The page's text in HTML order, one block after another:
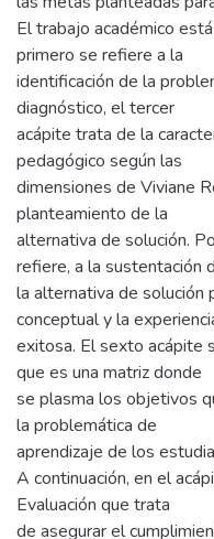
El trabajo académico
primero se refiere a la
identificación de la
diagnóstico, el tercer
acápite trata de la
pedagógico según las
dimensiones de Viviane
planteamiento de la
alternativa de solución.
refiere, a la sustentación
la alternativa de solución
conceptual y la
exitosa. El sexto acápite
que es una matriz donde
se plasma los objetivos
la problemática de
aprendizaje de los
A continuación, en el
Evaluación que trata
de asegurar el